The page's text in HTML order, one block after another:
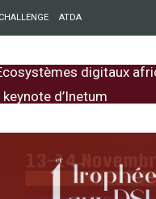
ATDA
digitaux
d’Inetum